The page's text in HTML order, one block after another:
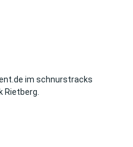
im schnurstracks
Rietberg.